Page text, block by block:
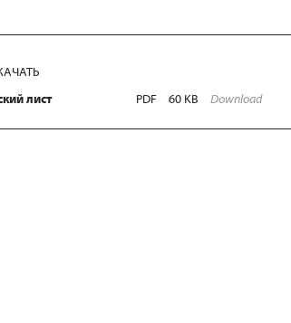
лист
PDF 60 KB Download